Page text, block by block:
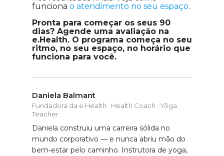
funciona o atendimento no seu espaço.
Pronta para começar os seus 90
dias? Agende uma avaliação na
e.Health. O programa começa no seu
ritmo, no seu espaço, no horário que
funciona para você.
Daniela Balmant
Fundadora da e.Health · Health Coach · Yôga
Teacher
Daniela construiu uma carreira sólida no
mundo corporativo — e nunca abriu mão do
bem-estar pelo caminho. Instrutora de yoga,